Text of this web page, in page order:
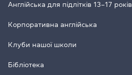
Англійська для підлітків 13–17 років
Корпоративна англійська
Клуби нашої школи
Бібліотека